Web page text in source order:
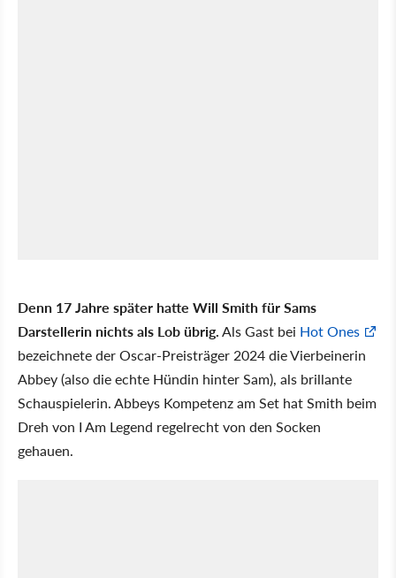
Denn 17 Jahre später hatte Will Smith für Sams
Darstellerin nichts als Lob übrig.Als Gast bei Hot Ones
bezeichnete der Oscar-Preisträger 2024 die Vierbeinerin
Abbey (also die echte Hündin hinter Sam), als brillante
Schauspielerin. Abbeys Kompetenz am Set hat Smith beim
Dreh von I Am Legend regelrecht von den Socken
gehauen.